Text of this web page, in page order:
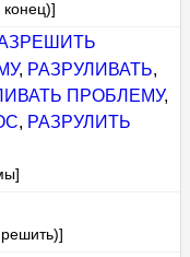
, РАЗРУЛИВАТЬ,
ПРОБЛЕМУ,
, РАЗРУЛИТЬ